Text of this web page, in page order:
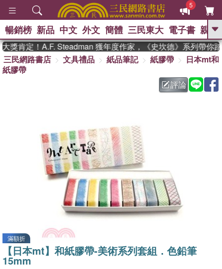
5
GO
熱搜： 東野圭吾 、 高希均教授回憶錄
暑期推薦 、 國際布克
方念華 、 台灣的李
暢銷榜 新品 中文 外文 簡體 三民東大 電子書 親子
獎肯定！A.F. Steadman 獲年度作家，《史坎德》系列帶你踏
三民網路書店
文具禮品 紙品筆記 紙膠帶
日本mt和
紙膠帶
評論
滿額折
【日本mt】和紙膠帶-美術系列套組．色鉛筆
15mm